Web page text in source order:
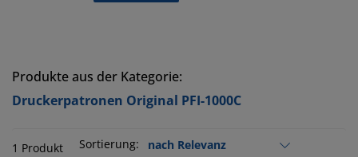
Produkte aus der Kategorie:
Druckerpatronen Original PFI-1000C
1 Produkt Sortierung: